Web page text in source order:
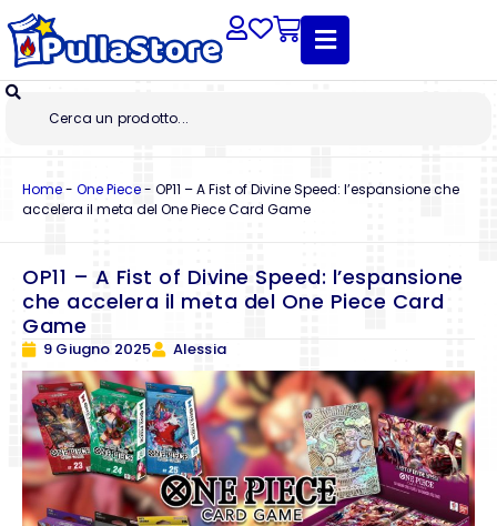
Home- One Piece- OP11 – A Fist of Divine Speed: l’espansione che
accelera il meta del One Piece Card Game
OP11 – A Fist of Divine Speed: l’espansione
che accelera il meta del One Piece Card
Game
9 Giugno 2025 Alessia